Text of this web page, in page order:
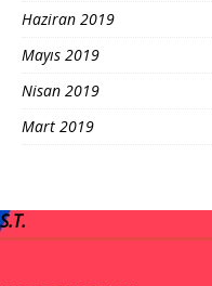
Haziran 2019
Mayıs 2019
Nisan 2019
Mart 2019
S.T.